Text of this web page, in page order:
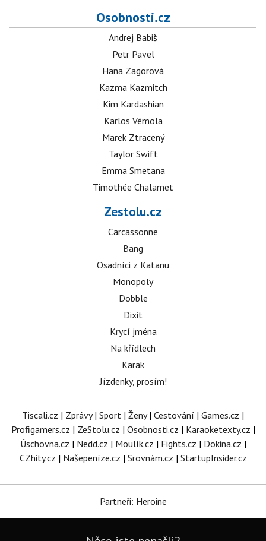
Osobnosti.cz
Andrej Babiš
Petr Pavel
Hana Zagorová
Kazma Kazmitch
Kim Kardashian
Karlos Vémola
Marek Ztracený
Taylor Swift
Emma Smetana
Timothée Chalamet
Zestolu.cz
Carcassonne
Bang
Osadníci z Katanu
Monopoly
Dobble
Dixit
Krycí jména
Na křídlech
Karak
Jízdenky, prosím!
Tiscali.cz | Zprávy| Sport | Ženy| Cestování | Games.cz |
Profigamers.cz | ZeStolu.cz | Osobnosti.cz | Karaoketexty.cz |
Úschovna.cz | Nedd.cz | Moulík.cz | Fights.cz | Dokina.cz |
CZhity.cz | Našepeníze.cz | Srovnám.cz | StartupInsider.cz
Partneři: Heroine